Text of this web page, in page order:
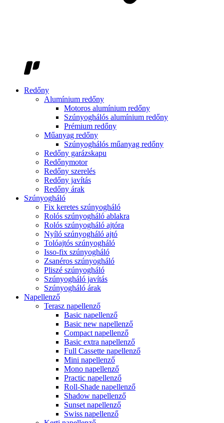
Redőny
Alumínium redőny
Motoros alumínium redőny
Szúnyoghálós alumínium redőny
Prémium redőny
Műanyag redőny
Szúnyoghálós műanyag redőny
Redőny garázskapu
Redőnymotor
Redőny szerelés
Redőny javítás
Redőny árak
Szúnyogháló
Fix keretes szúnyogháló
Rolós szúnyogháló ablakra
Rolós szúnyogháló ajtóra
Nyíló szúnyogháló ajtó
Tolóajtós szúnyogháló
Isso-fix szúnyogháló
Zsanéros szúnyogháló
Pliszé szúnyogháló
Szúnyogháló javítás
Szúnyogháló árak
Napellenző
Terasz napellenző
Basic napellenző
Basic new napellenző
Compact napellenző
Basic extra napellenző
Full Cassette napellenző
Mini napellenző
Mono napellenző
Practic napellenző
Roll-Shade napellenző
Shadow napellenző
Sunset napellenző
Swiss napellenző